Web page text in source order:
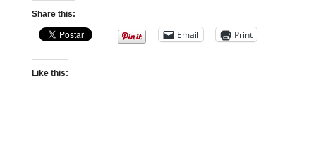
Share this:
Email Print
Like this: